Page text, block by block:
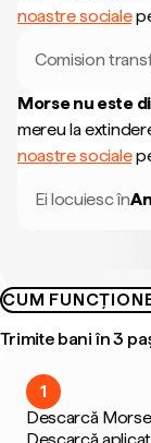
noastre sociale
Comision
Morse nu este
mereu la
noastre sociale
Ei locuiesc în
CUM
Trimite bani în 3
1
Descarcă Morse